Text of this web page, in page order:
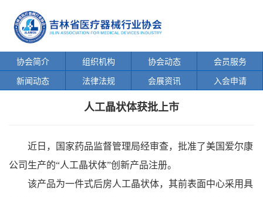
协会简介 组织机构 协会动态
会员服务
新闻动态
法律法规 会展资讯 入会申请
人工晶状体获批上市
近日，国家药品监督管理局经审查，批准了美国爱尔康
公司生产的“人工晶状体”创新产品注册。
该产品为一件式后房人工晶状体，其前表面中心采用具